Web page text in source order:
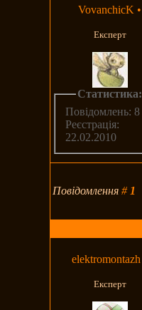
VovanchicK •
Експерт
Статистика:
Повідомлень: 8
Реєстрація:
22.02.2010
Повідомлення# 1
elektromontazh
Експерт